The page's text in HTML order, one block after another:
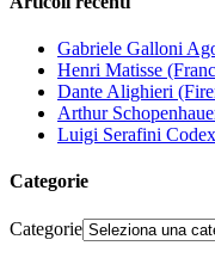
Gabriele Galloni
Henri Matisse
Dante Alighieri
Arthur
Luigi Serafini
Categorie
Categorie